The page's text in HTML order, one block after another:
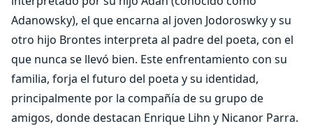
Adanowsky), el que encarna al joven Jodoroswky y su
otro hijo Brontes interpreta al padre del poeta, con el
que nunca se llevó bien. Este enfrentamiento con su
familia, forja el futuro del poeta y su identidad,
principalmente por la compañía de su grupo de
amigos, donde destacan Enrique Lihn y Nicanor Parra.